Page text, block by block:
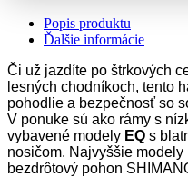
Popis produktu
Ďalšie informácie
Či už jazdíte po štrkových
lesných chodníkoch, tento
pohodlie a bezpečnosť so
V ponuke sú ako rámy s
vybavené modely EQ s
nosičom. Najvyššie
bezdrôtový pohon